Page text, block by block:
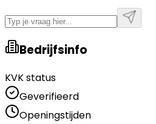
Bedrijfsinfo
KVK status
Geverifieerd
Openingstijden